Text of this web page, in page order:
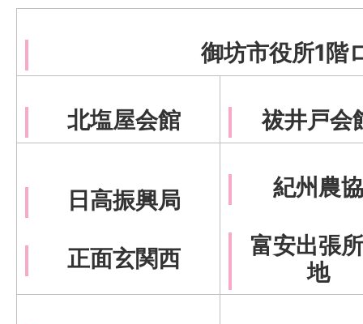
御坊市役所1階
北塩屋会館 祓井戸会
日高振興局
正面玄関西
紀州農協
富安出張
地